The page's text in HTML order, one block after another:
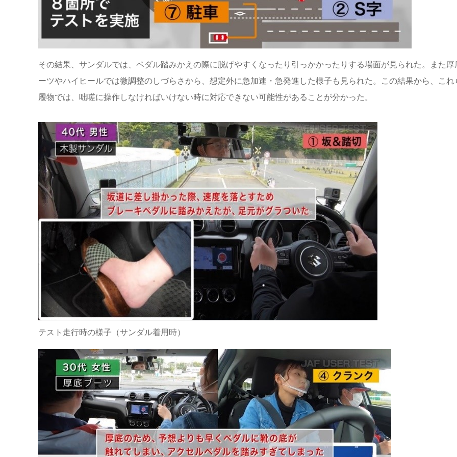
その結果、サンダルでは、ペダル踏みかえの際に脱げやすくなったり引っかかったりする場面が見られた。また厚
ーツやハイヒールでは微調整のしづらさから、想定外に急加速・急発進した様子も見られた。この結果から、これ
履物では、咄嗟に操作しなければいけない時に対応できない可能性があることが分かった。
テスト走行時の様子（サンダル着用時）